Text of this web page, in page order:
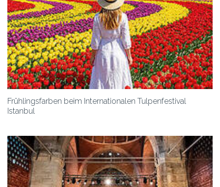
Frühlingsfarben beim Internationalen Tulpenfestival
Istanbul